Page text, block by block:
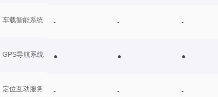
车载智能系统
GPS导航系统
定位互动服务
- - -
● ● ●
- - -